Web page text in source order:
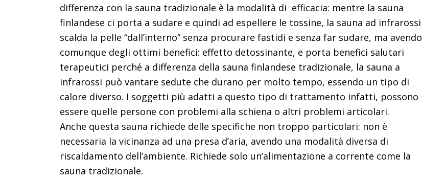
differenza con la sauna tradizionale è la modalità di efficacia: mentre la sauna
finlandese ci porta a sudare e quindi ad espellere le tossine, la sauna ad infrarossi
scalda la pelle “dall’interno” senza procurare fastidi e senza far sudare, ma avendo
comunque degli ottimi benefici: effetto detossinante, e porta benefici salutari
terapeutici perché a differenza della sauna finlandese tradizionale, la sauna a
infrarossi può vantare sedute che durano per molto tempo, essendo un tipo di
calore diverso. I soggetti più adatti a questo tipo di trattamento infatti, possono
essere quelle persone con problemi alla schiena o altri problemi articolari.
Anche questa sauna richiede delle specifiche non troppo particolari: non è
necessaria la vicinanza ad una presa d’aria, avendo una modalità diversa di
riscaldamento dell’ambiente. Richiede solo un’alimentazione a corrente come la
sauna tradizionale.